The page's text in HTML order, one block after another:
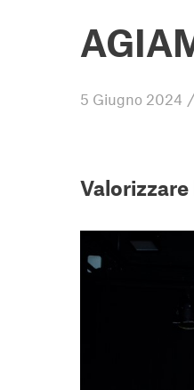
5 Giugno 2024
Valorizzare